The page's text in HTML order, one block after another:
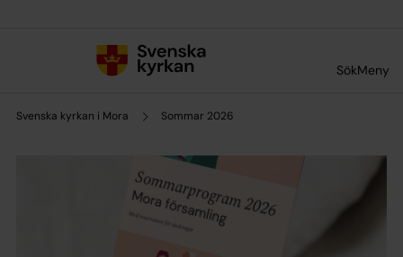
SökMeny
Svenska kyrkan i Mora Sommar 2026